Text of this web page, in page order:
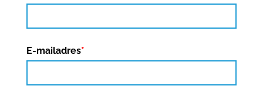
E-mailadres*